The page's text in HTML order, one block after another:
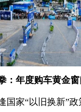
：年度购车黄金
国家“以旧换新”